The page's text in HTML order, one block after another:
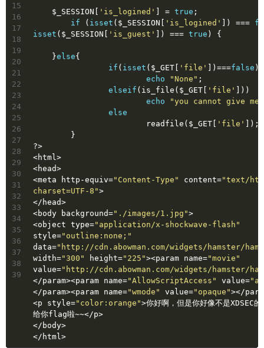
15
16
17
18
19
20
21
22
23
24
25
26
27
28
29
30
31
32
33
34
35
36
37
38
39
    $_SESSION[
'is_logined' ] = true ;
if ( isset ($_SESSION[ 'is_logined' ]) ===
isset ($_SESSION[ 'is_guest' ]) === true ) {
    }
else{
if ( isset ($_GET[ 'file' ])===false )
echo
"None" ;
elseif (is_file($_GET[ 'file' ]))
echo
"you cannot give
else
			readfile($_GET[
'file' ]);
	}
?>
<html>
<head>
<meta http-equiv="Content-Type" content="text/
charset=UTF-8">
</head>
<body background="./images/1.jpg">
<object type="application/x-shockwave-flash"
style="outline:none;"
data="http://cdn.abowman.com/widgets/hamster/
width="300" height="225"><param name="movie"
value="http://cdn.abowman.com/widgets/hamster/
</param><param name="AllowScriptAccess" value=
</param><param name="wmode" value="opaque"></
<p style="color:orange">你好啊，但是你好像不是XDSEC
给你flag啦~~</p>
</body>
</html>